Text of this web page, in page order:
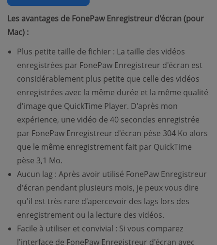
Les avantages de FonePaw Enregistreur d'écran (pour
Mac) :
Plus petite taille de fichier : La taille des vidéos
enregistrées par FonePaw Enregistreur d'écran est
considérablement plus petite que celle des vidéos
enregistrées avec la même durée et la même qualité
d'image que QuickTime Player. D'après mon
expérience, une vidéo de 40 secondes enregistrée
par FonePaw Enregistreur d'écran pèse 304 Ko alors
que le même enregistrement fait par QuickTime
pèse 3,1 Mo.
Aucun lag : Après avoir utilisé FonePaw Enregistreur
d'écran pendant plusieurs mois, je peux vous dire
qu'il est très rare d'apercevoir des lags lors des
enregistrement ou la lecture des vidéos.
Facile à utiliser et convivial : Si vous comparez
l'interface de FonePaw Enregistreur d'écran avec